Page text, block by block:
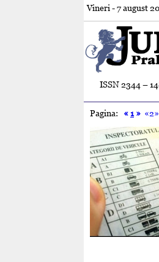
Vineri - 7 august
ISSN 2344 –
Pagina: «1 » «2»